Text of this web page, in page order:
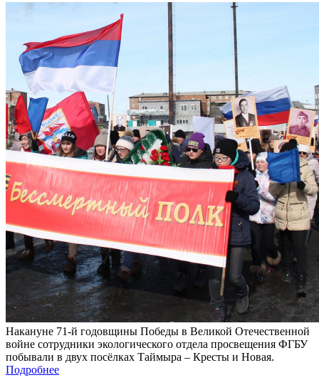
Накануне 71-й годовщины Победы в Великой Отечественной
войне сотрудники экологического отдела просвещения ФГБУ
побывали в двух посёлках Таймыра – Кресты и Новая.
Подробнее
«МАРШ ПАРКОВ». ПОДВОДИМ ИТОГИ